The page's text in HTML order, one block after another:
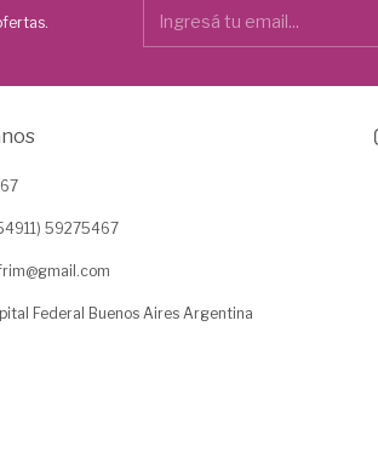
59275467
Federal Buenos Aires Argentina